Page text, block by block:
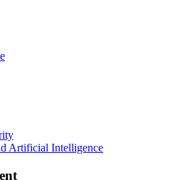
Artificial Intelligence